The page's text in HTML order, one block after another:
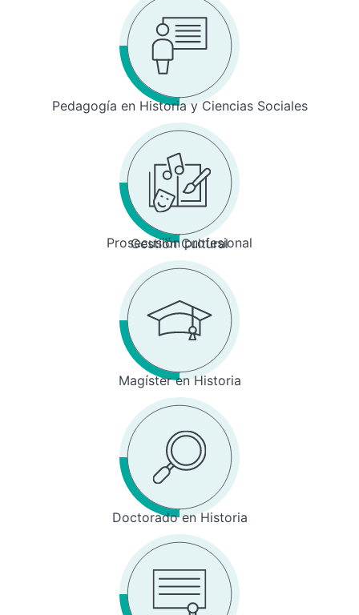
Pedagogía en Historia y Ciencias Sociales
Prosecusión profesional
Gestión Cultural
Magíster en Historia
Doctorado en Historia